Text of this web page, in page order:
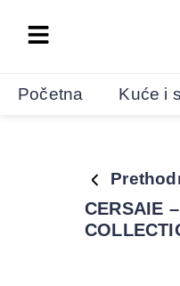
Početna Kuće i
CERSAIE